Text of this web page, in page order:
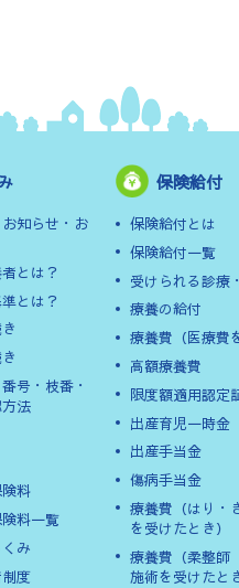
知らせ・お
とは？
とは？
号・枝番・
法
料
料一覧
み
度
保険給付
保険給付とは
保険給付一覧
受けられる診療
療養の給付
療養費（医療費
高額療養費
限度額適用認定
出産育児一時金
出産手当金
傷病手当金
療養費（はり・
を受けたとき）
療養費（柔整師
施術を受けたと